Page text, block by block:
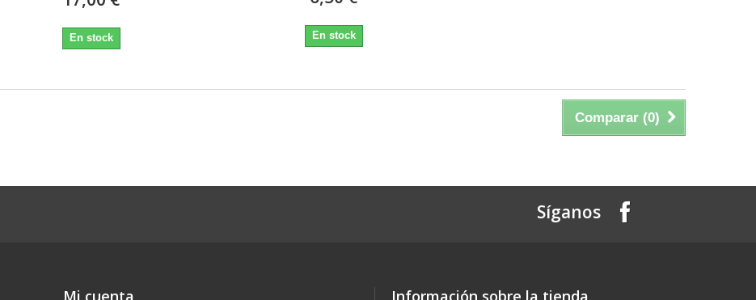
En stock En stock
Comparar (0)
Síganos
Mi cuenta Información sobre la tienda